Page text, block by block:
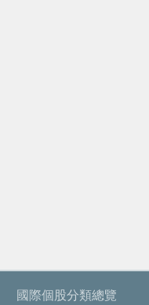
國際個股分類總覽